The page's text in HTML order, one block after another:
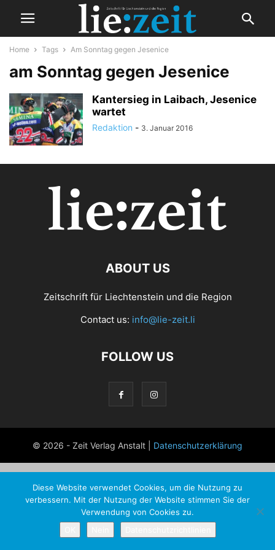
Home Tags Am Sonntag gegen Jesenice
am Sonntag gegen Jesenice
Kantersieg in Laibach, Jesenice
wartet
Redaktion - 3. Januar 2016
ABOUT US
Zeitschrift für Liechtenstein und die Region
Contact us: info@lie-zeit.li
FOLLOW US
© 2026 - Zeit Verlag Anstalt | Datenschutzerklärung
Diese Website verwendet Cookies, um die Nutzung zu
verbessern. Mit der Nutzung der Website stimmen Sie der
Verwendung von Cookies zu.